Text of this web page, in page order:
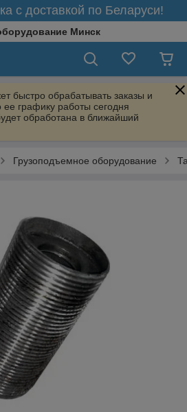
с доставкой по Беларуси!
Минск
быстро обрабатывать заказы и
графику работы сегодня
обработана в ближайший
Грузоподъемное оборудование